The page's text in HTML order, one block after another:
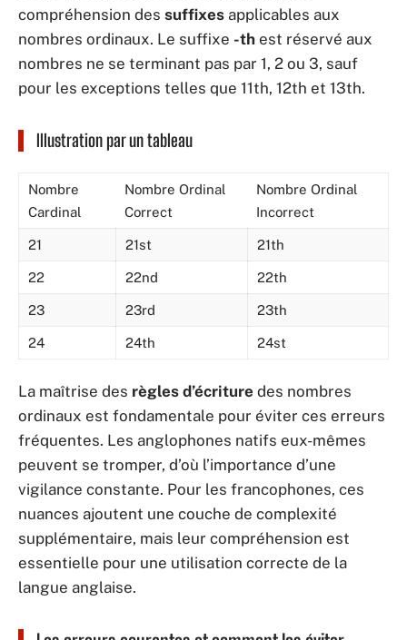
compréhension des suffixes applicables aux
nombres ordinaux. Le suffixe -th est réservé aux
nombres ne se terminant pas par 1, 2 ou 3, sauf
pour les exceptions telles que 11th, 12th et 13th.
Illustration par un tableau
Nombre
Cardinal
Nombre Ordinal
Correct
Nombre Ordinal
Incorrect
21 21st 21th
22 22nd 22th
23 23rd 23th
24 24th 24st
La maîtrise des règles d’écriture des nombres
ordinaux est fondamentale pour éviter ces erreurs
fréquentes. Les anglophones natifs eux-mêmes
peuvent se tromper, d’où l’importance d’une
vigilance constante. Pour les francophones, ces
nuances ajoutent une couche de complexité
supplémentaire, mais leur compréhension est
essentielle pour une utilisation correcte de la
langue anglaise.